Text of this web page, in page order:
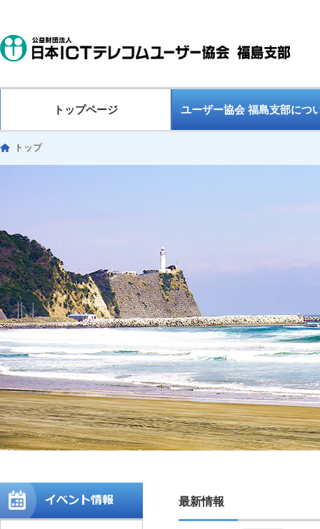
トップページ ユーザー協会 福島支部につ
トップ
最新情報